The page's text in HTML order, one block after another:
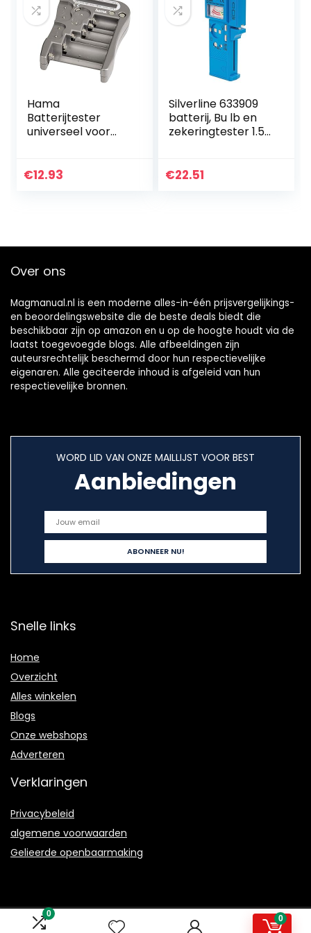
0
0
Hama
Batterijtester
universeel voor
testapparaat met
€12.93
Silverline 633909
batterij, Bu lb en
zekeringtester 1.5V
€22.51
Over ons
Magmanual.nl is een moderne alles-in-één prijsvergelijkings-
en beoordelingswebsite die de beste deals biedt die
beschikbaar zijn op amazon en u op de hoogte houdt via de
laatst toegevoegde blogs. Alle afbeeldingen zijn
auteursrechtelijk beschermd door hun respectievelijke
eigenaren. Alle geciteerde inhoud is afgeleid van hun
respectievelijke bronnen.
WORD LID VAN ONZE MAILLIJST VOOR BEST
Aanbiedingen
Snelle links
Home
Overzicht
Alles winkelen
Blogs
Onze webshops
Adverteren
Verklaringen
Privacybeleid
algemene voorwaarden
Gelieerde openbaarmaking
2021 © Magmanual.nl Alle rechten voorbehouden